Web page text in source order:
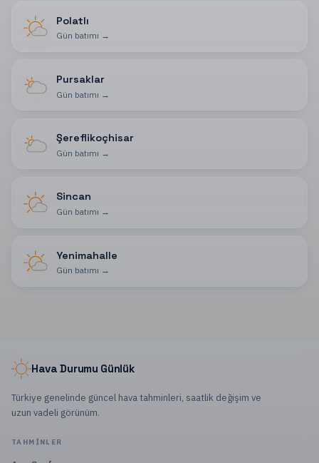
Polatlı
Gün batımı →
Pursaklar
Gün batımı →
Şereflikoçhisar
Gün batımı →
Sincan
Gün batımı →
Yenimahalle
Gün batımı →
Hava Durumu Günlük
Türkiye genelinde güncel hava tahminleri, saatlik değişim ve
uzun vadeli görünüm.
TAHMINLER